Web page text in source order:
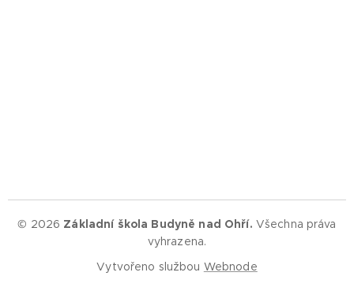
© 2026 Základní škola Budyně nad Ohří. Všechna práva
vyhrazena.
Vytvořeno službou Webnode